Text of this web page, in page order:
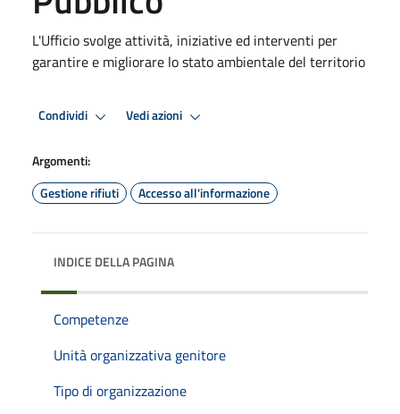
L'Ufficio svolge attività, iniziative ed interventi per
garantire e migliorare lo stato ambientale del territorio
Condividi Vedi azioni
Argomenti:
Gestione rifiuti
Accesso all'informazione
INDICE DELLA PAGINA
Competenze
Unità organizzativa genitore
Tipo di organizzazione